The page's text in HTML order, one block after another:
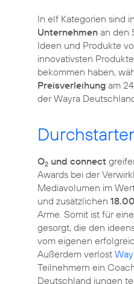
In elf Kategorien sind
Unternehmen an den
Ideen und Produkte
innovativsten
bekommen haben,
Preisverleihung am
der Wayra
O2 und connect
Awards bei der
Mediavolumen im
und zusätzlichen
Arme. Somit ist für
gesorgt, die den
vom eigenen
Außerdem verlost
Teilnehmern ein
Deutschland jungen